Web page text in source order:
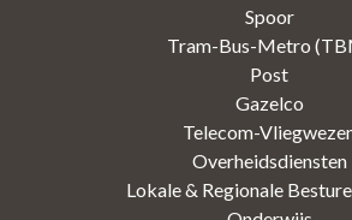
Spoor
Tram-Bus-Metro
Post
Gazelco
Telecom-
Overheidsdiensten
Lokale & Regionale